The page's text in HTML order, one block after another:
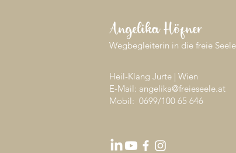
Angelika Höfner
Wegbegleiterin in die freie
Heil-Klang Jurte | Wien
E-Mail: angelika@freieseele.at
Mobil: 0699/100 65 646